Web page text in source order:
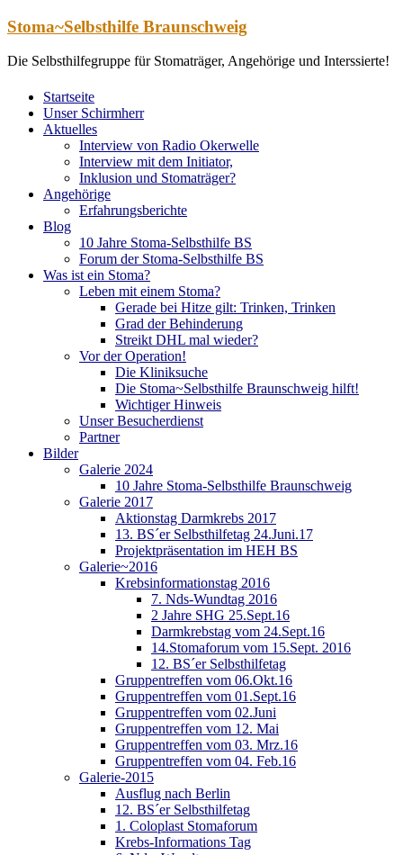
Zum
springen
Stoma~Selbsthilfe Braunschweig
Die Selbsthilfegruppe für Stomaträger, Angehörige und Interssierte!
Startseite
Unser Schirmherr
Aktuelles
Interview von Radio Okerwelle
Interview mit dem Initiator,
Inklusion und Stomaträger?
Angehörige
Erfahrungsberichte
Blog
10 Jahre Stoma-Selbsthilfe BS
Forum der Stoma-Selbsthilfe BS
Was ist ein Stoma?
Leben mit einem Stoma?
Gerade bei Hitze gilt: Trinken, Trinken
Grad der Behinderung
Streikt DHL mal wieder?
Vor der Operation!
Die Kliniksuche
Die Stoma~Selbsthilfe Braunschweig hilft!
Wichtiger Hinweis
Unser Besucherdienst
Partner
Bilder
Galerie 2024
10 Jahre Stoma-Selbsthilfe Braunschweig
Galerie 2017
Aktionstag Darmkrebs 2017
13. BS´er Selbsthilfetag 24.Juni.17
Projektpräsentation im HEH BS
Galerie~2016
Krebsinformationstag 2016
7. Nds-Wundtag 2016
2 Jahre SHG 25.Sept.16
Darmkrebstag vom 24.Sept.16
14.Stomaforum vom 15.Sept. 2016
12. BS´er Selbsthilfetag
Gruppentreffen vom 06.Okt.16
Gruppentreffen vom 01.Sept.16
Gruppentreffen vom 02.Juni
Gruppentreffen vom 12. Mai
Gruppentreffen vom 03. Mrz.16
Gruppentreffen vom 04. Feb.16
Galerie-2015
Ausflug nach Berlin
12. BS´er Selbsthilfetag
1. Coloplast Stomaforum
Krebs-Informations Tag